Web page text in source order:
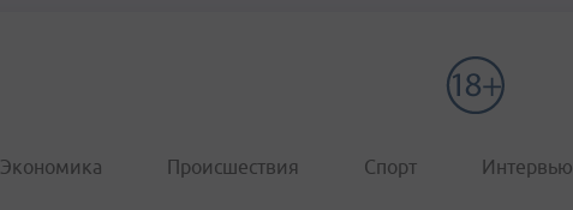
Экономика Происшествия Спорт Интервью